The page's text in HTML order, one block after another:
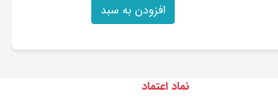
افزودن به سبد
نماد اعتماد